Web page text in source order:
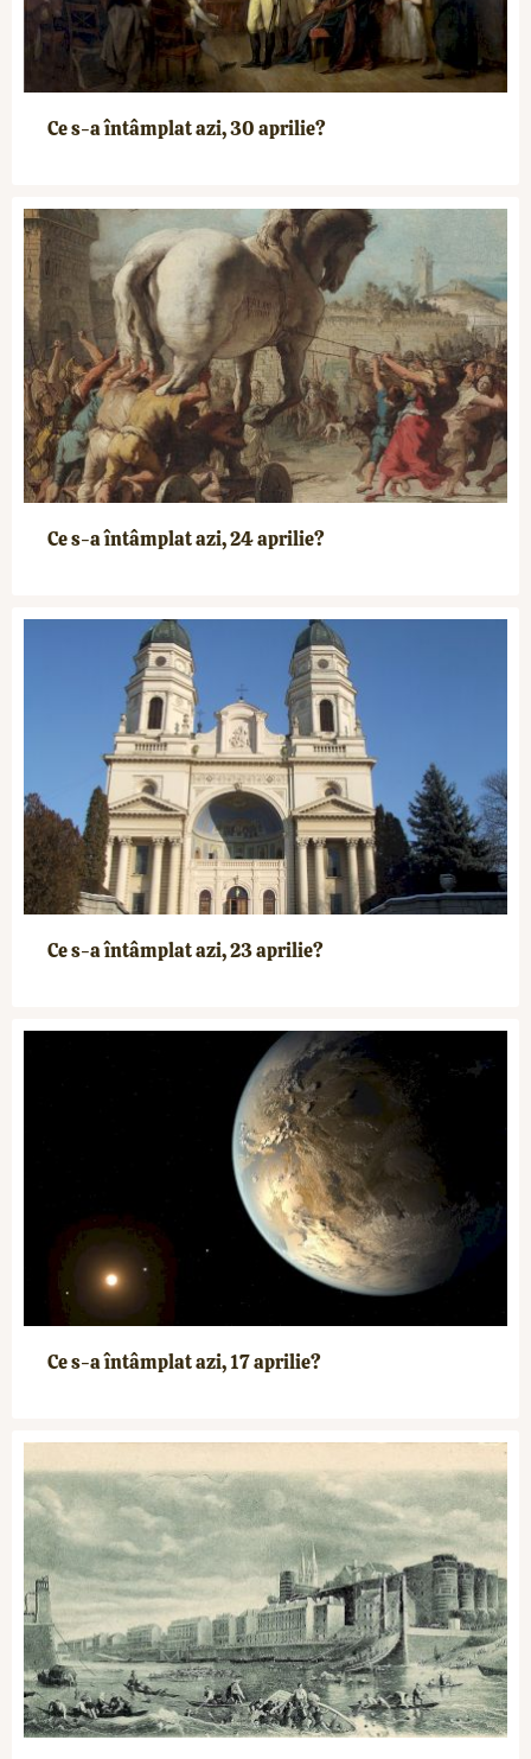
Ce s-a întâmplat azi, 30 aprilie?
Ce s-a întâmplat azi, 24 aprilie?
Ce s-a întâmplat azi, 23 aprilie?
Ce s-a întâmplat azi, 17 aprilie?